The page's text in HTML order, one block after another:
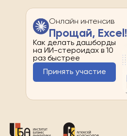
Онлайн интенсив
Прощай, Excel!
Как делать дашборды
на ИИ-стероидах в 10
раз быстрее
Принять участие